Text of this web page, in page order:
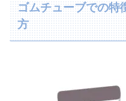
ゴムチューブでの特
方